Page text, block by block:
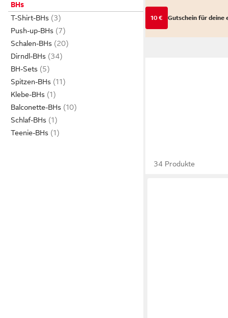
BHs
T-Shirt-BHs
Push-up-BHs
Schalen-BHs
Dirndl-BHs
BH-Sets
Spitzen-BHs
Klebe-BHs
Balconette-BHs
Schlaf-BHs
Teenie-BHs
10 € Gutschein für deine
34 Produkte